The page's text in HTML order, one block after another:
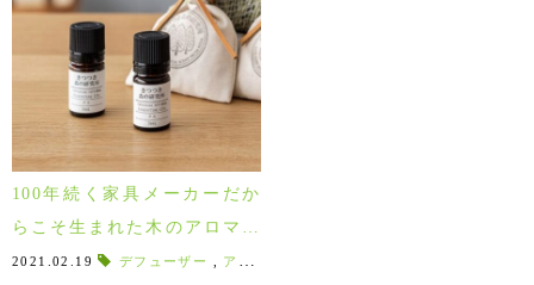
100年続く家具メーカーだか
らこそ生まれた木のアロマオ
イル、飛騨の森の香りが届き
2021.02.19 デフューザー アロマスタンド